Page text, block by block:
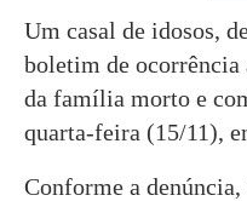
Um casal de idosos,
boletim de ocorrência
da família morto e
quarta-feira (15/11),
Conforme a